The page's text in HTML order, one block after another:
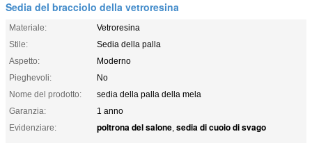
Sedia del bracciolo della vetroresina
Materiale:
Vetroresina
Stile:
Sedia della palla
Aspetto:
Moderno
Pieghevoli:
No
Nome del prodotto:
sedia della palla della mela
Garanzia:
1 anno
Evidenziare:
poltrona del salone, sedia di cuoio di svago